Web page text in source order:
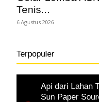
Tenis...
6 Agustus 2026
Terpopuler
Api dari Lahan
Sun Paper